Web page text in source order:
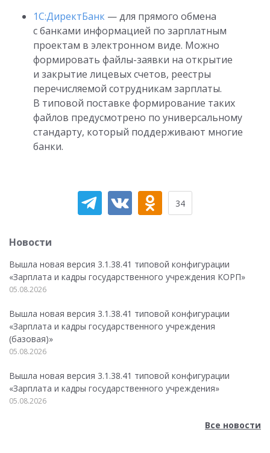
1С:ДиректБанк — для прямого обмена
с банками информацией по зарплатным
проектам в электронном виде. Можно
формировать файлы-заявки на открытие
и закрытие лицевых счетов, реестры
перечисляемой сотрудникам зарплаты.
В типовой поставке формирование таких
файлов предусмотрено по универсальному
стандарту, который поддерживают многие
банки.
34
Новости
Вышла новая версия 3.1.38.41 типовой конфигурации
«Зарплата и кадры государственного учреждения КОРП»
05.08.2026
Вышла новая версия 3.1.38.41 типовой конфигурации
«Зарплата и кадры государственного учреждения
(базовая)»
05.08.2026
Вышла новая версия 3.1.38.41 типовой конфигурации
«Зарплата и кадры государственного учреждения»
05.08.2026
Все новости